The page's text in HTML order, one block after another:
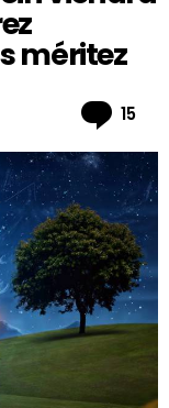
méritez
15